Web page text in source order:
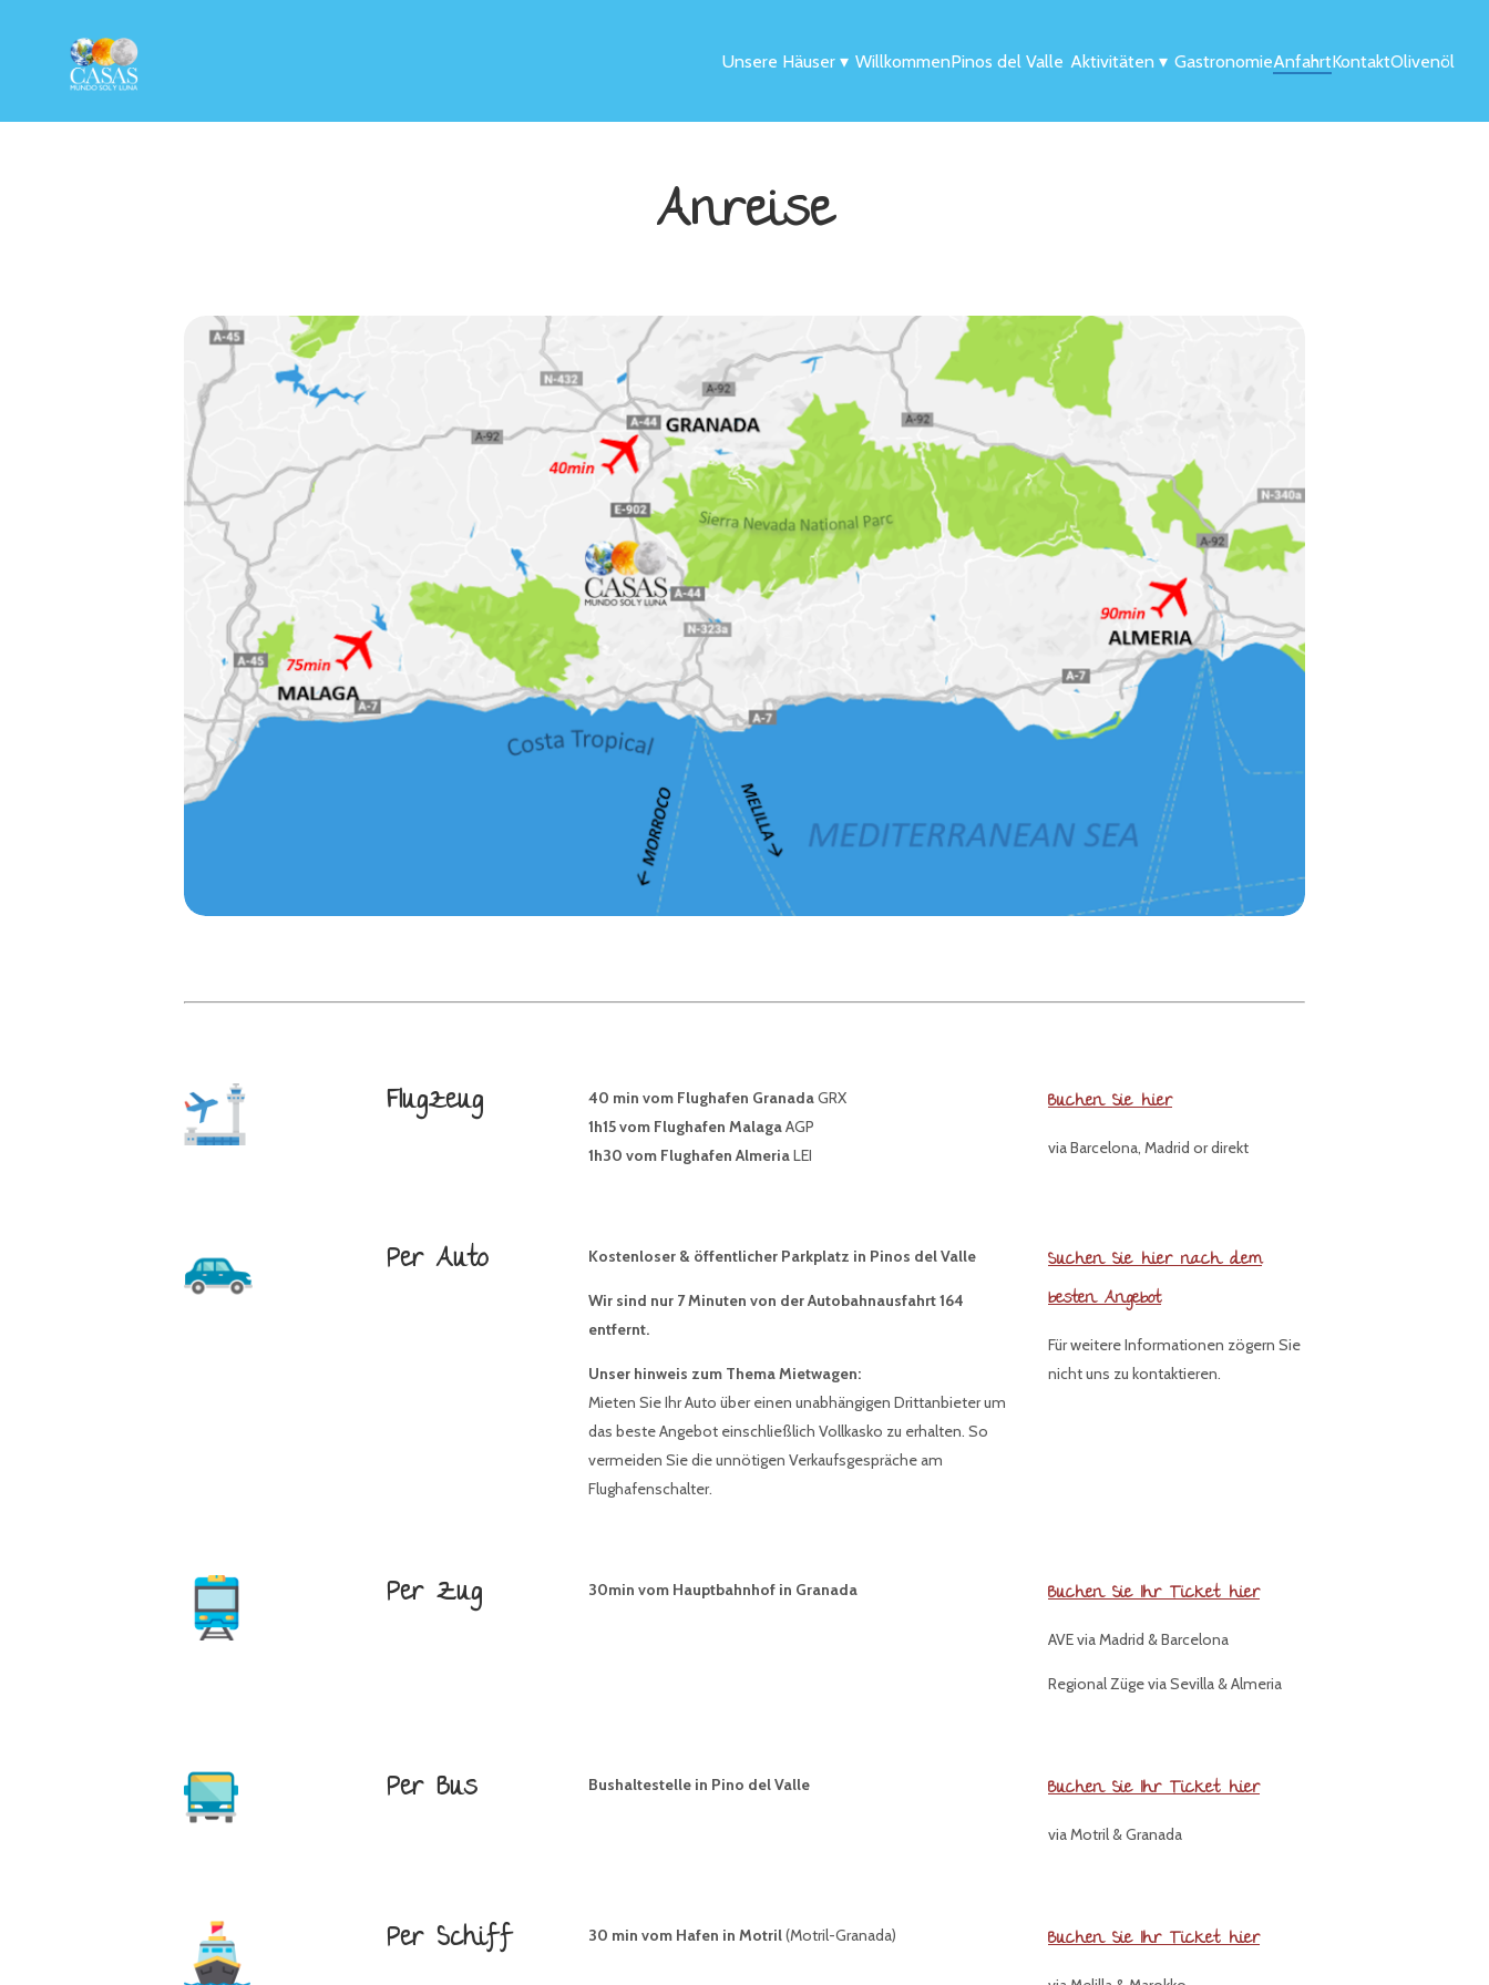
Unsere Häuser ▾ WillkommenPinos del Valle Aktivitäten ▾ GastronomieAnfahrtKontaktOlivenöl
Anreise
Flugzeug 40 min vom Flughafen GranadaGRX
1h15 vom Flughafen MalagaAGP
1h30 vom Flughafen AlmeriaLEI
Buchen Sie hier
via Barcelona, Madrid or direkt
Per Auto Kostenloser & öffentlicher Parkplatz in Pinos del Valle
Wir sind nur 7 Minuten von der Autobahnausfahrt 164
entfernt.
Unser hinweis zum Thema Mietwagen:
Mieten Sie Ihr Auto über einen unabhängigen Drittanbieter um
das beste Angebot einschließlich Vollkasko zu erhalten. So
vermeiden Sie die unnötigen Verkaufsgespräche am
Flughafenschalter.
Suchen Sie hier nach dem
besten Angebot
Für weitere Informationen zögern Sie
nicht uns zu kontaktieren.
Per Zug 30min vom Hauptbahnhof in Granada Buchen Sie Ihr Ticket hier
AVE via Madrid & Barcelona
Regional Züge via Sevilla & Almeria
Per Bus Bushaltestelle in Pino del Valle Buchen Sie Ihr Ticket hier
via Motril & Granada
Per Schiff 30 min vom Hafen in Motril(Motril-Granada) Buchen Sie Ihr Ticket hier